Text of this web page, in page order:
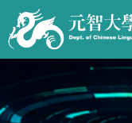
最新消息 News